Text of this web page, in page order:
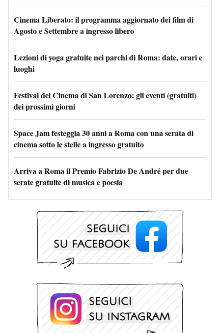
Cinema Liberato: il programma aggiornato dei film di
Agosto e Settembre a ingresso libero
Lezioni di yoga gratuite nei parchi di Roma: date, orari e
luoghi
Festival del Cinema di San Lorenzo: gli eventi (gratuiti)
dei prossimi giorni
Space Jam festeggia 30 anni a Roma con una serata di
cinema sotto le stelle a ingresso gratuito
Arriva a Roma il Premio Fabrizio De André per due
serate gratuite di musica e poesia